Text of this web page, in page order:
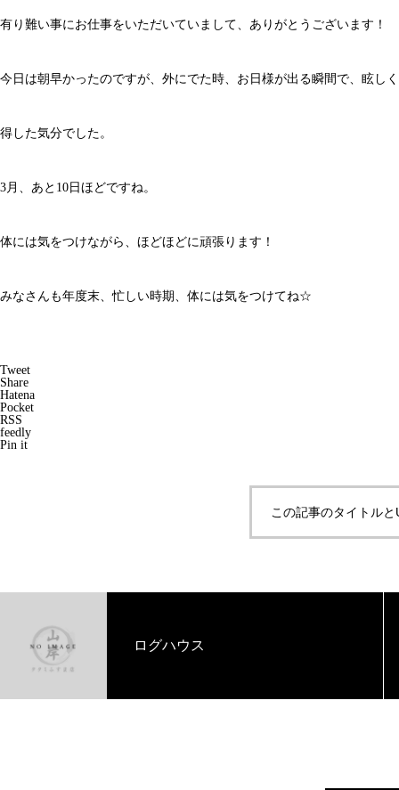
有り難い事にお仕事をいただいていまして、ありがとうございます！
今日は朝早かったのですが、外にでた時、お日様が出る瞬間で、眩し
得した気分でした。
3月、あと10日ほどですね。
体には気をつけながら、ほどほどに頑張ります！
みなさんも年度末、忙しい時期、体には気をつけてね☆
Tweet
Share
Hatena
Pocket
RSS
feedly
Pin it
この記事のタイトル
ログハウス